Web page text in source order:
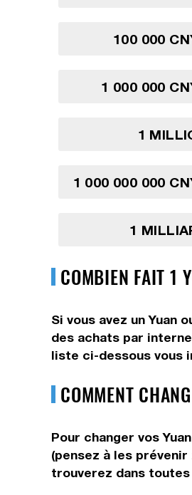
100 000
1 000 000
1
1 000 000 000
1
COMBIEN FAIT 1
Si vous avez un Yuan
des achats par
liste ci-dessous vous
COMMENT
Pour changer vos
(pensez à les
trouverez dans